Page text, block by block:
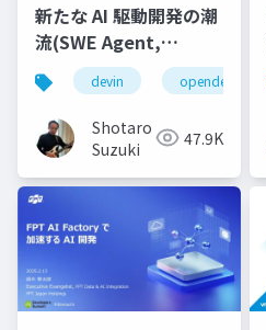
新たな AI 駆動開発の潮
流(SWE Agent,
AutoDev,Devin,
GitHub Copilot
Workspace等)
devin opendevin
Shotaro
Suzuki
47.9K